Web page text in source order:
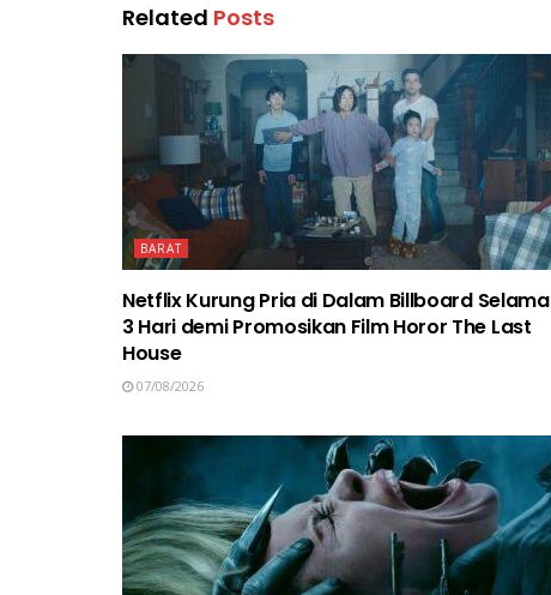
Related Posts
BARAT
Netflix Kurung Pria di Dalam Billboard Selama
3 Hari demi Promosikan Film Horor The Last
House
07/08/2026